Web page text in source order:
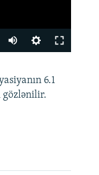
360p
480p
6.1
gözlənilir.